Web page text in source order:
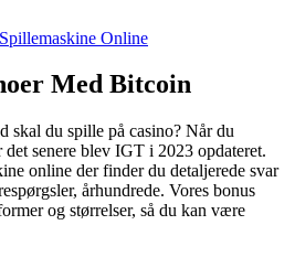
Online
Med Bitcoin
skal du spille på casino? Når du
senere blev IGT i 2023 opdateret.
online der finder du detaljerede svar
århundrede. Vores bonus
og størrelser, så du kan være